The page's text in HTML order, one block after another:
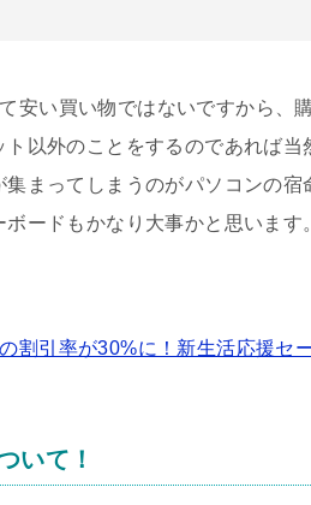
安い買い物ではないですから、
以外のことをするのであれば
まってしまうのがパソコンの
ードもかなり大事かと思います
割引率が30%に！新生活応援セ
いて！